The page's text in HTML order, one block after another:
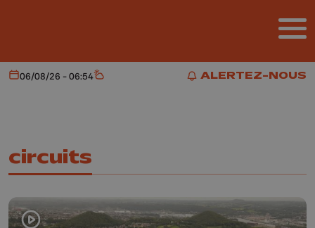
ALERTEZ-NOUS
ALERTEZ-NOUS
Aujourd'hui
06/08/26 - 06:54 Météo
circuits